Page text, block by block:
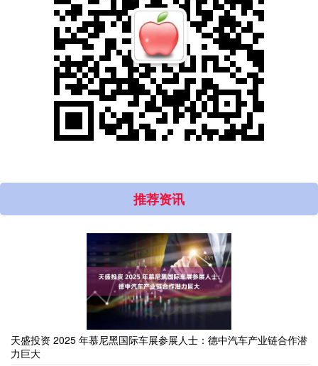
推荐资讯
天盛投资 2025 年慕尼黑国际车展参展人士：德中汽车产业链合作潜
力巨大